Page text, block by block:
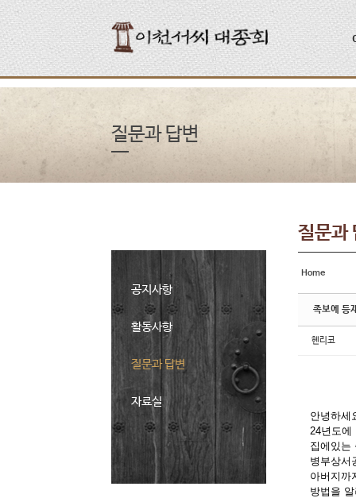
질문과 답변
공지사항
활동사항
질문과 답변
자료실
질문과
Home
족보에 등
헨리코
안녕하세
24년도에
집에있는
병부상서
아버지까
방법을